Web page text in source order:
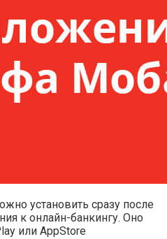
установить сразу после
к онлайн-банкингу. Оно
или AppStore